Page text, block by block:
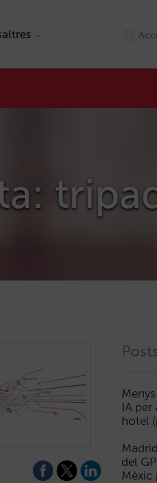
IA
hotel
del
Mèxic